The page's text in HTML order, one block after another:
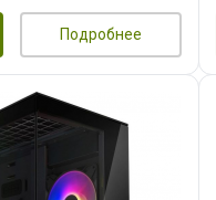
Подробнее